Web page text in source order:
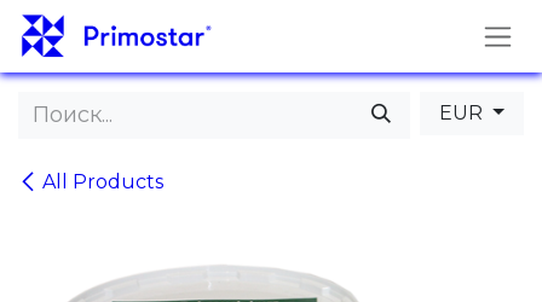
Перейти к содержимому
All Products
EUR